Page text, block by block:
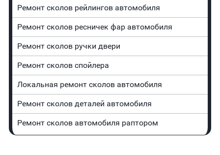
Ремонт сколов рейлингов автомобиля
Ремонт сколов ресничек фар автомобиля
Ремонт сколов ручки двери
Ремонт сколов спойлера
Локальная ремонт сколов автомобиля
Ремонт сколов деталей автомобиля
Ремонт сколов автомобиля раптором